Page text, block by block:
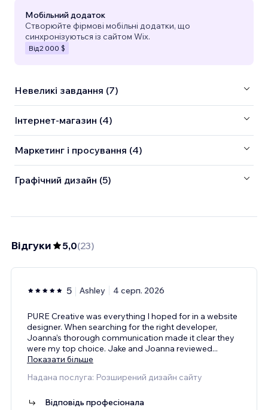
Мобільний додаток
Створюйте фірмові мобільні додатки, що
синхронізуються із сайтом Wix.
Від2 000 $
Невеликі завдання (7)
Інтернет-магазин (4)
Маркетинг і просування (4)
Графічний дизайн (5)
Відгуки 5,0(23)
5 Ashley 4 серп. 2026
PURE Creative was everything I hoped for in a website
designer. When searching for the right developer,
Joanna’s thorough communication made it clear they
were my top choice. Jake and Joanna reviewed...
Показати більше
Надана послуга: Розширений дизайн сайту
Відповідь професіонала